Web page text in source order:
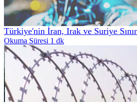
Türkiye'nin İran, Irak ve Suriye
Okuma Süresi 1 dk